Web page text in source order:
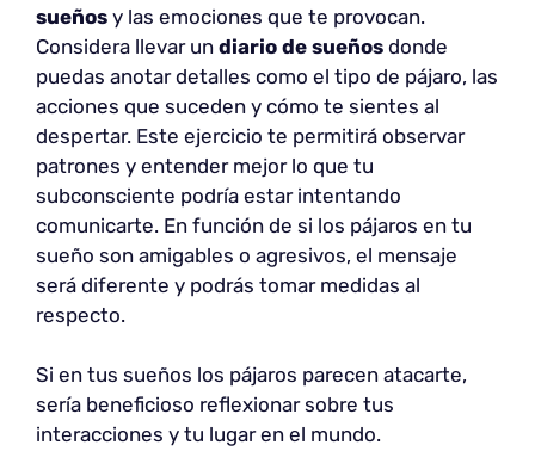
sueños y las emociones que te provocan.
Considera llevar un diario de sueños donde
puedas anotar detalles como el tipo de pájaro, las
acciones que suceden y cómo te sientes al
despertar. Este ejercicio te permitirá observar
patrones y entender mejor lo que tu
subconsciente podría estar intentando
comunicarte. En función de si los pájaros en tu
sueño son amigables o agresivos, el mensaje
será diferente y podrás tomar medidas al
respecto.
Si en tus sueños los pájaros parecen atacarte,
sería beneficioso reflexionar sobre tus
interacciones y tu lugar en el mundo.